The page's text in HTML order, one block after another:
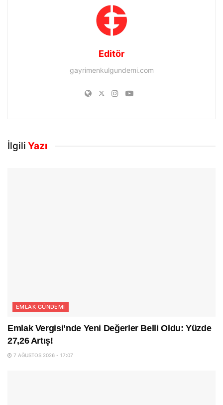
Editör
gayrimenkulgundemi.com
İlgili Yazı
EMLAK GÜNDEMI
Emlak Vergisi’nde Yeni Değerler Belli Oldu: Yüzde
27,26 Artış!
7 AĞUSTOS 2026 - 17:07